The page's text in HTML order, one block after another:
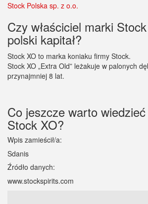
Stock Polska sp. z o.o.
Czy właściciel marki
polski kapitał?
Stock XO to marka koniaku firmy Stock.
Stock XO „Extra Old” leżakuje w palonych
przynajmniej 8 lat.
Co jeszcze warto
Stock XO?
Wpis zamieścił/a:
Sdanis
Źródło danych:
www.stockspirits.com